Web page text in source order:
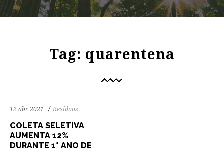
Tag: quarentena
12 abr 2021 Resíduos
COLETA SELETIVA
AUMENTA 12%
DURANTE 1° ANO DE